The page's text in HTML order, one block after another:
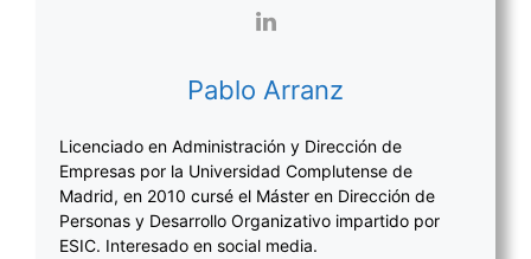
Pablo Arranz
Licenciado en Administración y Dirección de
Empresas por la Universidad Complutense de
Madrid, en 2010 cursé el Máster en Dirección de
Personas y Desarrollo Organizativo impartido por
ESIC. Interesado en social media.